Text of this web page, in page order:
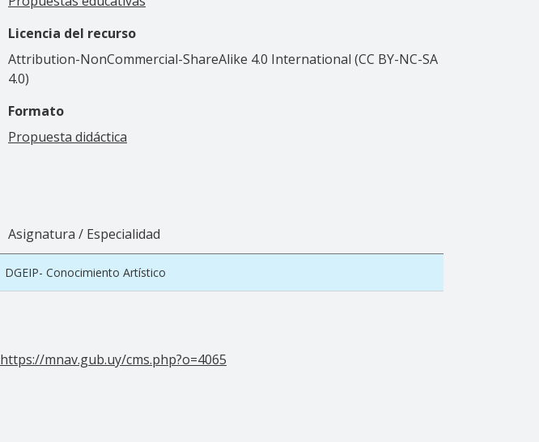
Licencia del recurso
Attribution-NonCommercial-ShareAlike 4.0 International (CC BY-NC-SA
4.0)
Formato
Propuesta didáctica
Asignatura / Especialidad
DGEIP- Conocimiento Artístico
https://mnav.gub.uy/cms.php?o=4065